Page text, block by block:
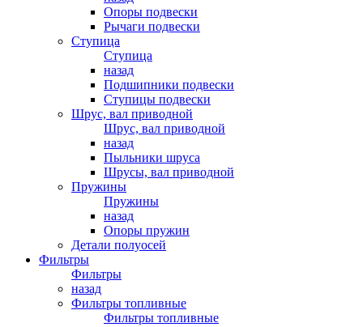
Опоры подвески
Рычаги подвески
Ступица
Ступица
назад
Подшипники подвески
Ступицы подвески
Шрус, вал приводной
Шрус, вал приводной
назад
Пыльники шруса
Шрусы, вал приводной
Пружины
Пружины
назад
Опоры пружин
Детали полуосей
Фильтры
Фильтры
назад
Фильтры топливные
Фильтры топливные